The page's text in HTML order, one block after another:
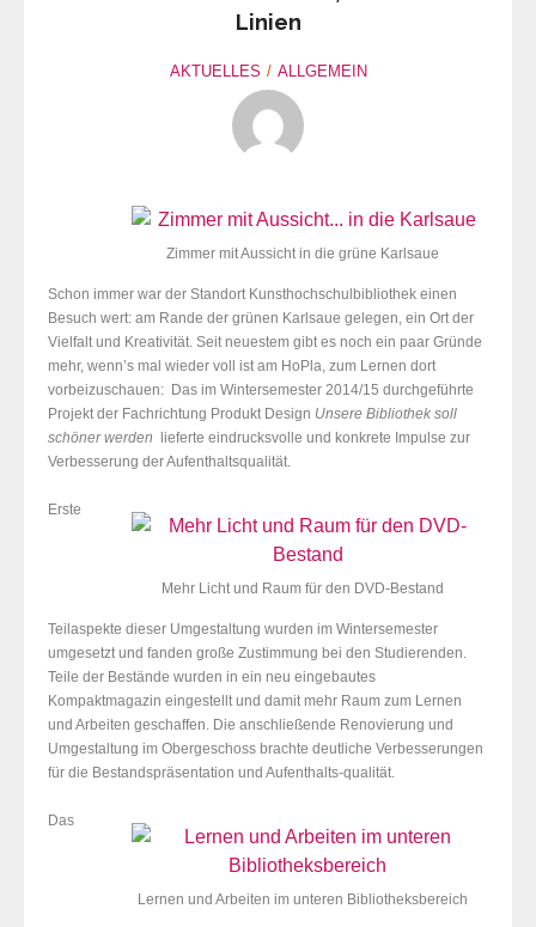
Linien
AKTUELLES ALLGEMEIN
Zimmer mit Aussicht in die grüne Karlsaue
Schon immer war der Standort Kunsthochschulbibliothek einen
Besuch wert: am Rande der grünen Karlsaue gelegen, ein Ort der
Vielfalt und Kreativität. Seit neuestem gibt es noch ein paar Gründe
mehr, wenn’s mal wieder voll ist am HoPla, zum Lernen dort
vorbeizuschauen: Das im Wintersemester 2014/15 durchgeführte
Projekt der Fachrichtung Produkt Design Unsere Bibliothek soll
schöner werden lieferte eindrucksvolle und konkrete Impulse zur
Verbesserung der Aufenthaltsqualität.
Mehr Licht und Raum für den DVD-Bestand
Erste
Teilaspekte dieser Umgestaltung wurden im Wintersemester
umgesetzt und fanden große Zustimmung bei den Studierenden.
Teile der Bestände wurden in ein neu eingebautes
Kompaktmagazin eingestellt und damit mehr Raum zum Lernen
und Arbeiten geschaffen. Die anschließende Renovierung und
Umgestaltung im Obergeschoss brachte deutliche Verbesserungen
für die Bestandspräsentation und Aufenthalts-qualität.
Lernen und Arbeiten im unteren Bibliotheksbereich
Das